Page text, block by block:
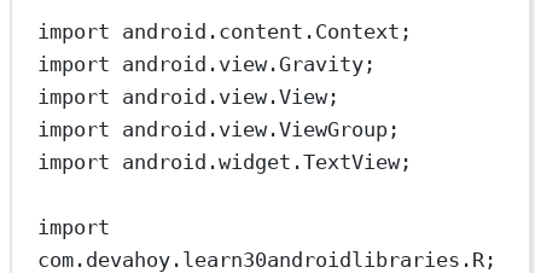
import android.content.Context;
import android.view.Gravity;
import android.view.View;
import android.view.ViewGroup;
import android.widget.TextView;
import
com.devahoy.learn30androidlibraries.R;